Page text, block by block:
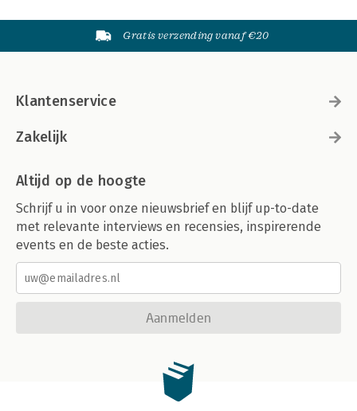
Gratis verzending vanaf €20
Klantenservice
Zakelijk
Altijd op de hoogte
Schrijf u in voor onze nieuwsbrief en blijf up-to-date
met relevante interviews en recensies, inspirerende
events en de beste acties.
Aanmelden